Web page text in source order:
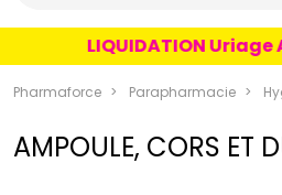
un produit
une marque
LIQUIDATION Uriage
Pharmaforce Parapharmacie
AMPOULE, CORS ET